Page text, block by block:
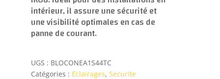
intérieur, il assure une sécurité et
une visibilité optimales en cas de
panne de courant.
UGS : BLOCONEA1S44TC
Catégories : Eclairages, Securite